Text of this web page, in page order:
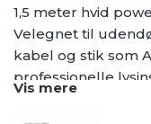
1,5 meter hvid
Velegnet til
kabel og stik som
professionelle
enhed uden
Vis mere